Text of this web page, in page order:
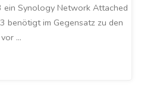
Synology Network Attached
benötigt im Gegensatz zu den
…